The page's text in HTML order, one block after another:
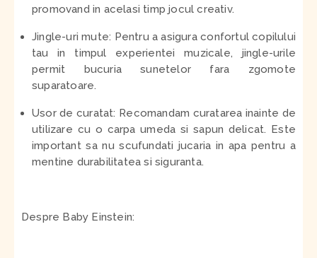
promovand in acelasi timp jocul creativ.
Jingle-uri mute: Pentru a asigura confortul copilului
tau in timpul experientei muzicale, jingle-urile
permit bucuria sunetelor fara zgomote
suparatoare.
Usor de curatat: Recomandam curatarea inainte de
utilizare cu o carpa umeda si sapun delicat. Este
important sa nu scufundati jucaria in apa pentru a
mentine durabilitatea si siguranta.
Despre Baby Einstein: